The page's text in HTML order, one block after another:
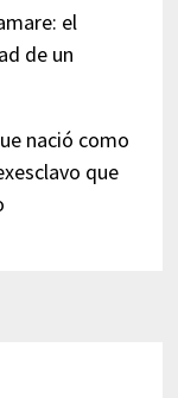
el
de un
nació como
que